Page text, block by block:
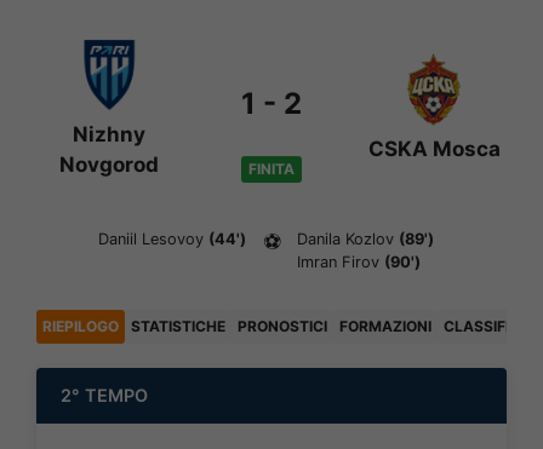
Nizhny
Novgorod
1 - 2
FINITA
CSKA Mosca
Daniil Lesovoy (44') ⚽ Danila Kozlov (89')
Imran Firov (90')
RIEPILOGO STATISTICHE PRONOSTICI FORMAZIONI CLASSIFICA
2° TEMPO